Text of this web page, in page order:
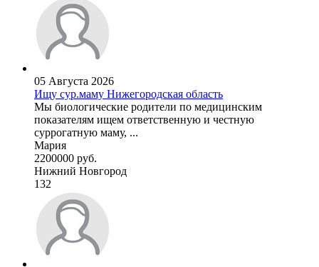
05 Августа 2026
Ищу сур.маму Нижегородская область
Мы биологические родители по медицинским
показателям ищем ответственную и честную
суррогатную маму, ...
Мария
2200000 руб.
Нижний Новгород
132